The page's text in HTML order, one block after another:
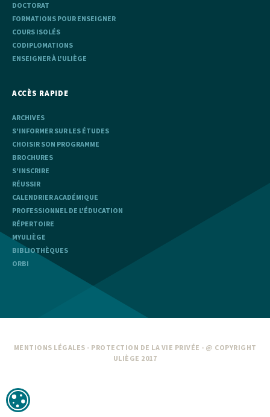
DOCTORAT
FORMATIONS POUR ENSEIGNER
COURS ISOLÉS
CODIPLOMATIONS
ENSEIGNER À L'ULIÈGE
ACCÈS RAPIDE
ARCHIVES
S'INFORMER SUR LES ÉTUDES
CHOISIR SON PROGRAMME
BROCHURES
S'INSCRIRE
RÉUSSIR
CALENDRIER ACADÉMIQUE
PROFESSIONNEL DE L'ÉDUCATION
RÉPERTOIRE
MYULIÈGE
BIBLIOTHÈQUES
ORBI
MENTIONS LÉGALES - PROTECTION DE LA VIE PRIVÉE - @ COPYRIGHT
ULIÈGE 2017